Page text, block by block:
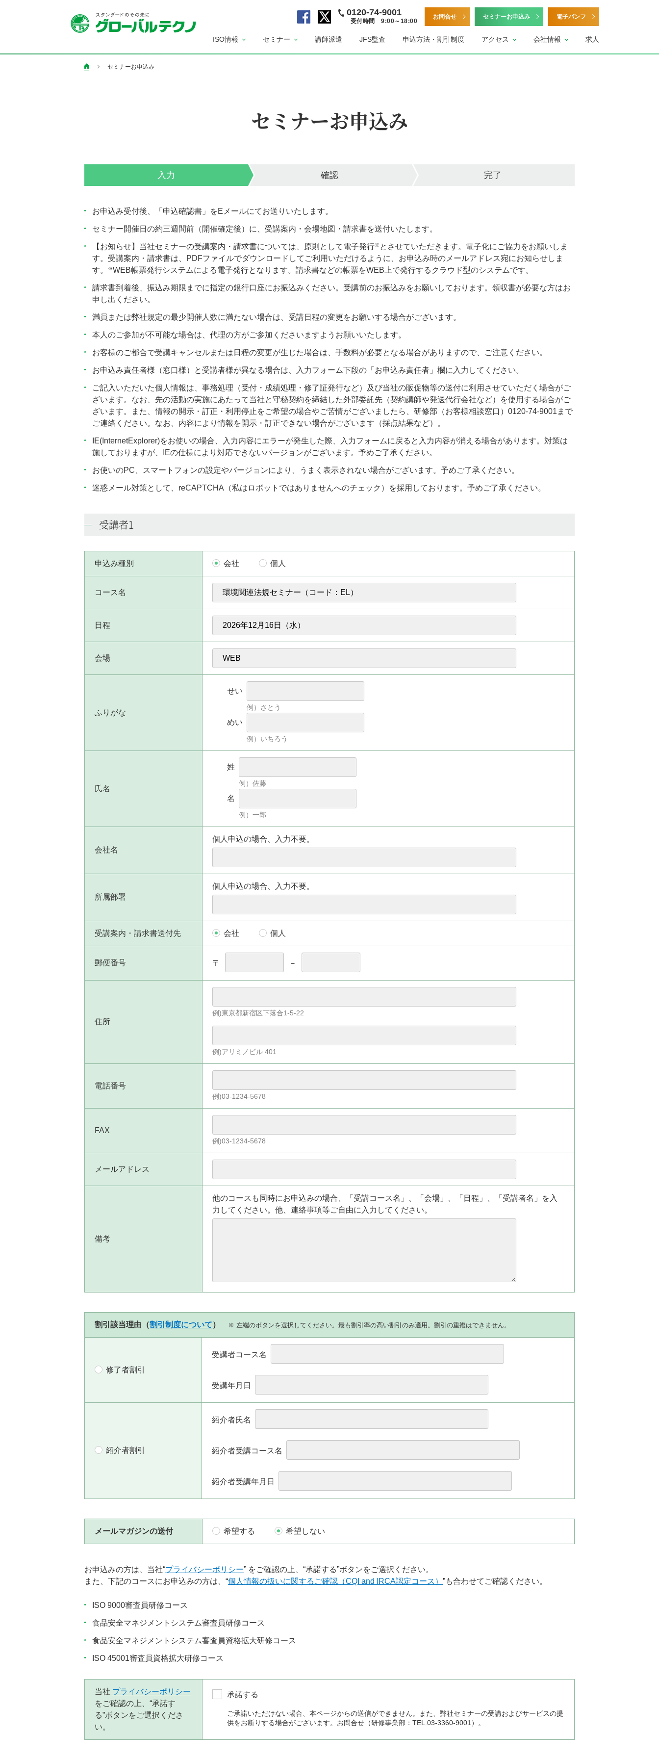
式
F
o
o
式
X
0120-74-9001
受付時間 9:00～18:00
お問合せ セミナーお申込み 電子パンフ
ISO情報 セミナー 講師派遣 JFS監査 申込方法・割引制度 アクセス 会社情報 求人
セミナーお申込み
セミナーお申込み
入力 確認 完了
お申込み受付後、「申込確認書」をEメールにてお送りいたします。
セミナー開催日の約三週間前（開催確定後）に、受講案内・会場地図・請求書を送付いたします。
【お知らせ】当社セミナーの受講案内・請求書については、原則として電子発行※ とさせていただきます。電子化にご協力をお願いしま
す。受講案内・請求書は、PDFファイルでダウンロードしてご利用いただけるように、お申込み時のメールアドレス宛にお知らせしま
す。
※WEB帳票発行システムによる電子発行となります。請求書などの帳票をWEB上で発行するクラウド型のシステムです。
請求書到着後、振込み期限までに指定の銀行口座にお振込みください。受講前のお振込みをお願いしております。領収書が必要な方はお
申し出ください。
満員または弊社規定の最少開催人数に満たない場合は、受講日程の変更をお願いする場合がございます。
本人のご参加が不可能な場合は、代理の方がご参加くださいますようお願いいたします。
お客様のご都合で受講キャンセルまたは日程の変更が生じた場合は、手数料が必要となる場合がありますので、ご注意ください。
お申込み責任者様（窓口様）と受講者様が異なる場合は、入力フォーム下段の「お申込み責任者」欄に入力してください。
ご記入いただいた個人情報は、事務処理（受付・成績処理・修了証発行など）及び当社の販促物等の送付に利用させていただく場合がご
ざいます。なお、先の活動の実施にあたって当社と守秘契約を締結した外部委託先（契約講師や発送代行会社など）を使用する場合がご
ざいます。また、情報の開示・訂正・利用停止をご希望の場合やご苦情がございましたら、研修部（お客様相談窓口）0120-74-9001まで
ご連絡ください。なお、内容により情報を開示・訂正できない場合がございます（採点結果など）。
IE(InternetExplorer)をお使いの場合、入力内容にエラーが発生した際、入力フォームに戻ると入力内容が消える場合があります。対策は
施しておりますが、IEの仕様により対応できないバージョンがございます。予めご了承ください。
お使いのPC、スマートフォンの設定やバージョンにより、うまく表示されない場合がございます。予めご了承ください。
迷惑メール対策として、reCAPTCHA（私はロボットではありませんへのチェック）を採用しております。予めご了承ください。
受講者1
申込み種別 会社 個人
コース名
日程
会場
ふりがな
せい
例）さとう
めい
例）いちろう
氏名
姓
例）佐藤
名
例）一郎
会社名
個人申込の場合、入力不要。
所属部署
個人申込の場合、入力不要。
受講案内・請求書送付先 会社 個人
郵便番号 〒 －
住所
例)東京都新宿区下落合1-5-22
例)アリミノビル 401
電話番号
例)03-1234-5678
FAX
例)03-1234-5678
メールアドレス
備考
他のコースも同時にお申込みの場合、「受講コース名」、「会場」、「日程」、「受講者名」を入
力してください。他、連絡事項等ご自由に入力してください。
割引該当理由（割引制度について） ※ 左端のボタンを選択してください。最も割引率の高い割引のみ適用。割引の重複はできません。
修了者割引
受講者コース名
受講年月日
紹介者割引
紹介者氏名
紹介者受講コース名
紹介者受講年月日
メールマガジンの送付 希望する 希望しない
お申込みの方は、当社“プライバシーポリシー” をご確認の上、“承諾する”ボタンをご選択ください。
また、下記のコースにお申込みの方は、“個人情報の扱いに関するご確認（CQI and IRCA認定コース） ”も合わせてご確認ください。
ISO 9000審査員研修コース
食品安全マネジメントシステム審査員研修コース
食品安全マネジメントシステム審査員資格拡大研修コース
ISO 45001審査員資格拡大研修コース
当社 プライバシーポリシー
をご確認の上、“承諾す
る”ボタンをご選択くださ
い。
承諾する
ご承諾いただけない場合、本ページからの送信ができません。また、弊社セミナーの受講およびサービスの提
供をお断りする場合がございます。お問合せ（研修事業部：TEL.03-3360-9001）。